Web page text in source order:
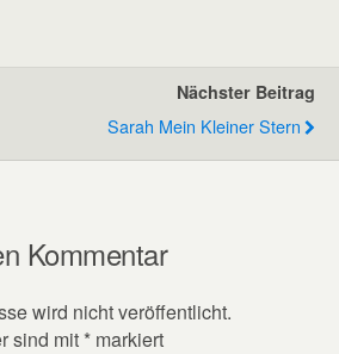
Nächster Beitrag
Sarah Mein Kleiner Stern
Kommentar
wird nicht veröffentlicht.
sind mit * markiert